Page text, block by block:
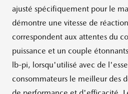
ajusté spécifiquement pour le
démontre une vitesse de
correspondent aux attentes du
puissance et un couple
lb-pi, lorsqu'utilisé avec de
consommateurs le meilleur des